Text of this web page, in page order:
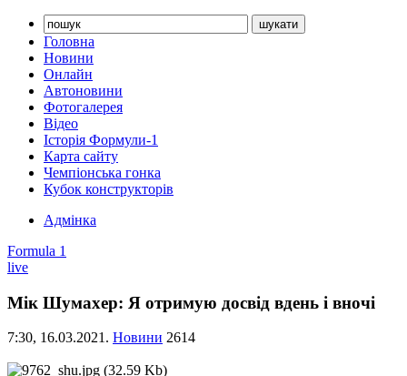
Головна
Новини
Онлайн
Автоновини
Фотогалерея
Відео
Історія Формули-1
Карта сайту
Чемпіонська гонка
Кубок конструкторів
Адмінка
Formula 1
live
Мік Шумахер: Я отримую досвід вдень і вночі
7:30, 16.03.2021. Новини 2614